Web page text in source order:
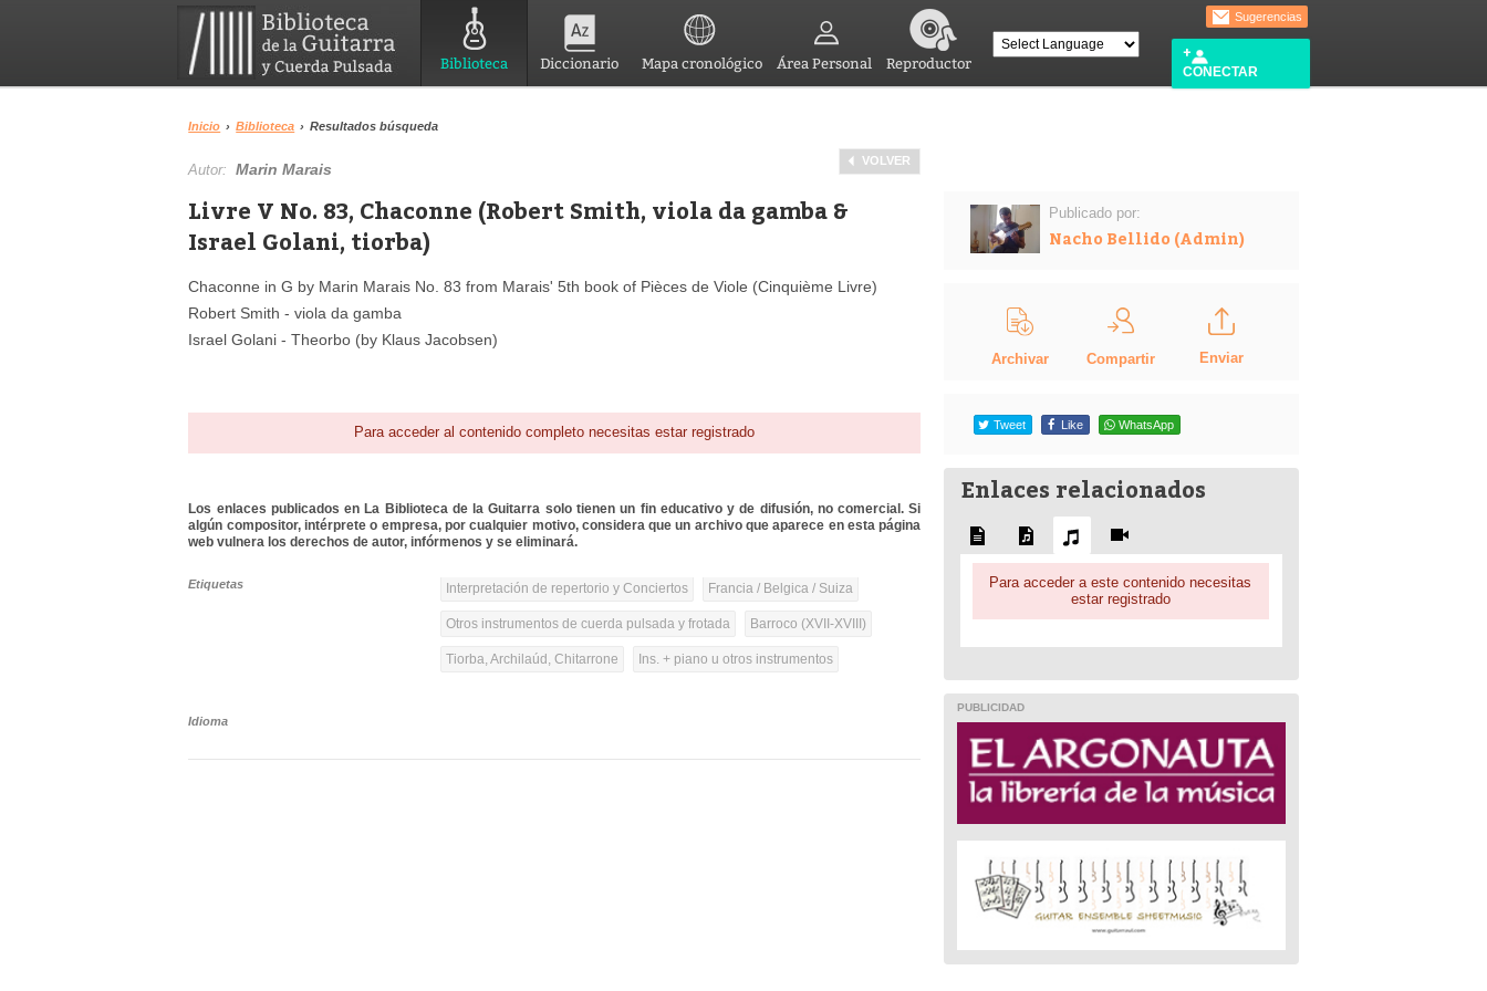
Biblioteca Diccionario Mapa cronológico Área Personal Reproductor
Sugerencias
CONECTAR
Inicio › Biblioteca › Resultados búsqueda
VOLVER
Autor:Marin Marais
Livre V No. 83, Chaconne (Robert Smith, viola da gamba &
Israel Golani, tiorba)
Chaconne in G by Marin Marais No. 83 from Marais' 5th book of Pièces de Viole (Cinquième Livre)
Robert Smith - viola da gamba
Israel Golani - Theorbo (by Klaus Jacobsen)
Para acceder al contenido completo necesitas estar registrado
Los enlaces publicados en La Biblioteca de la Guitarra solo tienen un fin educativo y de difusión, no comercial. Si
algún compositor, intérprete o empresa, por cualquier motivo, considera que un archivo que aparece en esta página
web vulnera los derechos de autor, infórmenos y se eliminará.
Etiquetas Interpretación de repertorio y Conciertos Francia / Belgica / Suiza
Otros instrumentos de cuerda pulsada y frotada Barroco (XVII-XVIII)
Tiorba, Archilaúd, Chitarrone Ins. + piano u otros instrumentos
Idioma
Publicado por:
Nacho Bellido (Admin)
Archivar Compartir Enviar
Tweet Like WhatsApp
Enlaces relacionados
Para acceder a este contenido necesitas
estar registrado
PUBLICIDAD